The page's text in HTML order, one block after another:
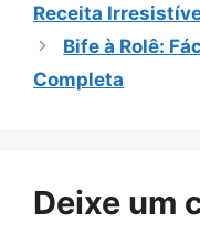
Receita
Bife à Rolê:
Completa
Deixe um